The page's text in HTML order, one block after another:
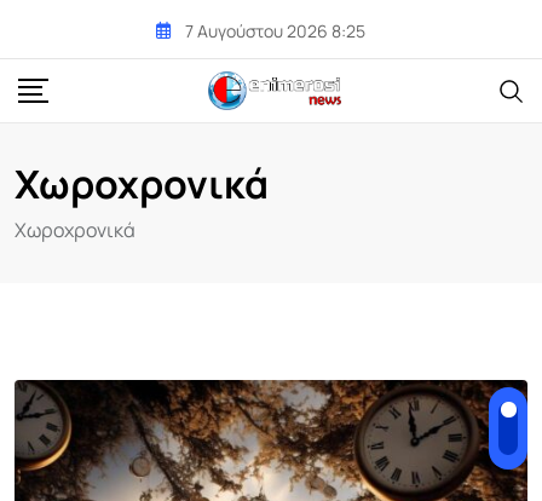
content
7 Αυγούστου 2026 8:25
Χωροχρονικά
Χωροχρονικά